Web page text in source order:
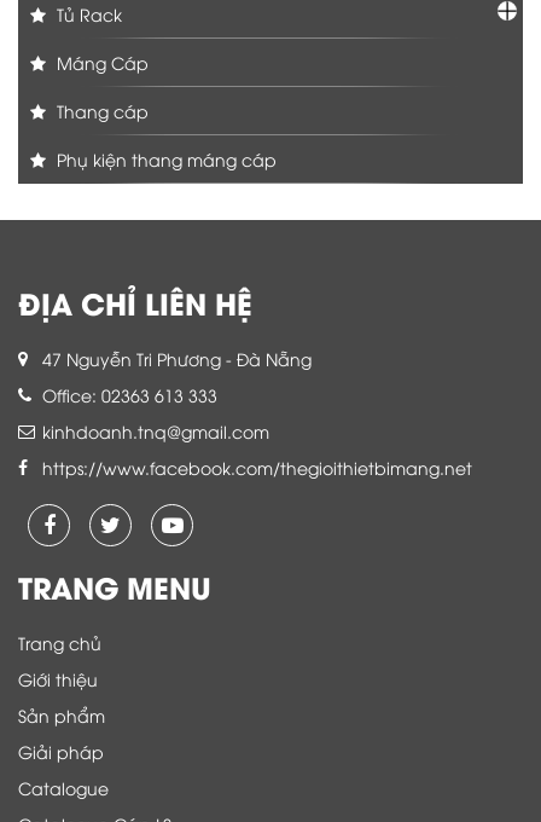
Tủ Rack
Máng Cáp
Thang cáp
Phụ kiện thang máng cáp
ĐỊA CHỈ LIÊN HỆ
47 Nguyễn Tri Phương - Đà Nẵng
Office: 02363 613 333
kinhdoanh.tnq@gmail.com
https://www.facebook.com/thegioithietbimang.net
TRANG MENU
Trang chủ
Giới thiệu
Sản phẩm
Giải pháp
Catalogue